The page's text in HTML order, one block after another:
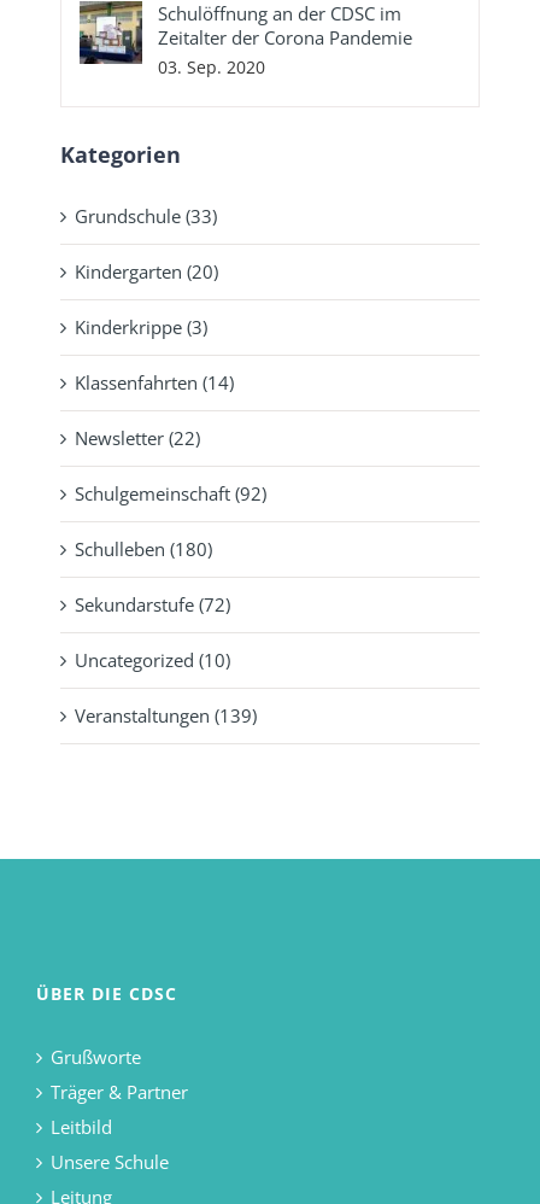
Schulöffnung an der CDSC im
Zeitalter der Corona Pandemie
03. Sep. 2020
Kategorien
Grundschule (33)
Kindergarten (20)
Kinderkrippe (3)
Klassenfahrten (14)
Newsletter (22)
Schulgemeinschaft (92)
Schulleben (180)
Sekundarstufe (72)
Uncategorized (10)
Veranstaltungen (139)
ÜBER DIE CDSC
Grußworte
Träger & Partner
Leitbild
Unsere Schule
Leitung